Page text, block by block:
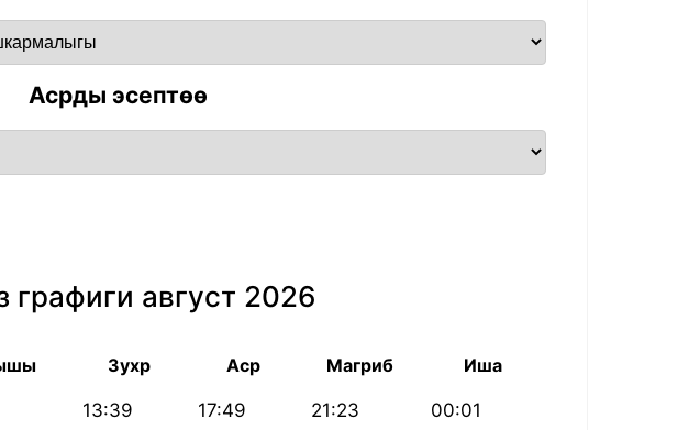
Асрды эсептөө
графиги август 2026
Зухр Аср Магриб Иша
13:39 17:49 21:23 00:01